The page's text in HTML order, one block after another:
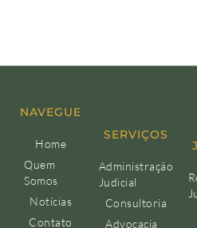
NAVEGUE
Home
Quem
Somos
Notícias
Contato
SERVIÇOS
Administração
Judicial
Consultoria
Advocacia